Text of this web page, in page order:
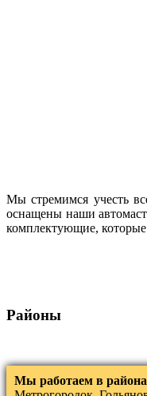
Мы стремимся учесть
оснащены наши
комплектующие,
Районы
Мы работаем в